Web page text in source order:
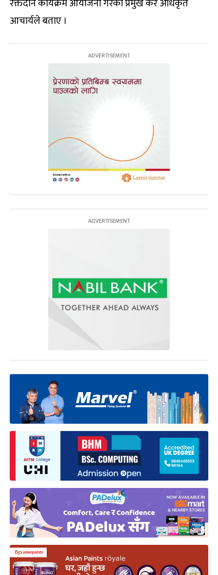
आचार्यले बताए ।